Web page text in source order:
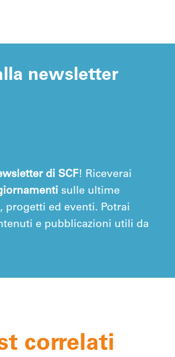
newsletter
di SCF! Riceverai
sulle ultime
progetti ed eventi. Potrai
e pubblicazioni utili da
correlati